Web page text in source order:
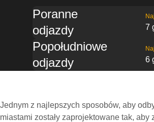
Poranne
odjazdy
7
Popołudniowe
odjazdy
6
Jednym z najlepszych sposobów, aby
miastami zostały zaprojektowane tak,